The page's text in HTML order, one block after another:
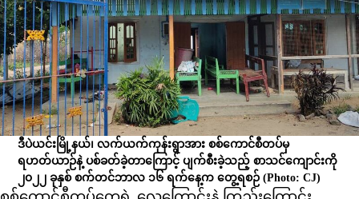
ဒီပဲယင်းမြို့နယ်၊ လက်ယက်ကုန်းရွာအား စစ်ကောင်စီတပ်မှ
ရဟတ်ယာဉ်နဲ့ ပစ်ခတ်ခဲ့တာကြောင့် ပျက်စီးခဲ့သည့် စာသင်ကျောင်းကို
၂၀၂၂ ခုနှစ် စက်တင်ဘာလ ၁၆ ရက်နေ့က တွေ့ရစဉ်(Photo: CJ)